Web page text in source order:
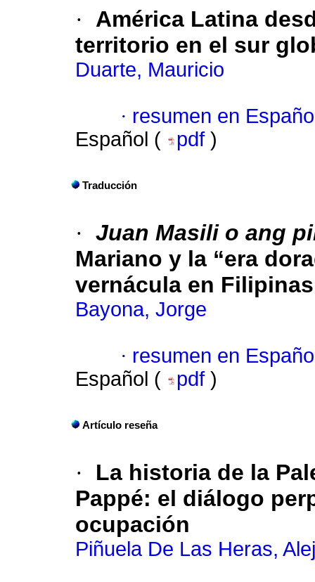
·
América Latina
territorio en el sur
Duarte, Mauricio
· resumen en
Español (
pdf )
Traducción
· Juan Masili o ang
Mariano y la “era
vernácula en Filipinas
Bayona, Jorge
· resumen en
Español (
pdf )
Artículo reseña
·
La historia de la
Pappé: el diálogo
ocupación
Piñuela De Las Heras,